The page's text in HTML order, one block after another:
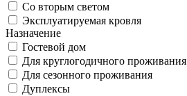
Со вторым светом
Эксплуатируемая кровля
Назначение
Гостевой дом
Для круглогодичного проживания
Для сезонного проживания
Дуплексы